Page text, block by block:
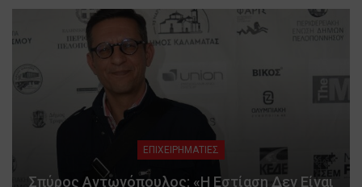
ΕΠΙΧΕΙΡΗΜΑΤΙΕΣ
Σπύρος Αντωνόπουλος: «Η Εστίαση Δεν Είναι